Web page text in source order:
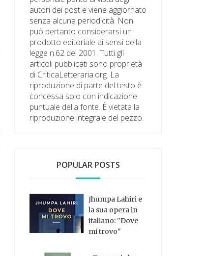
autori dei post e viene aggiornato
senza alcuna periodicità. Non
può pertanto considerarsi un
prodotto editoriale ai sensi della
legge n.62 del 2001. Tutti gli
articoli pubblicati sono proprietà
di CriticaLetteraria.org. La
riproduzione di parte del testo è
concessa solo con indicazione
puntuale della fonte. È vietata la
riproduzione integrale del pezzo.
POPULAR POSTS
Jhumpa Lahiri e
la sua opera in
italiano: "Dove
mi trovo"